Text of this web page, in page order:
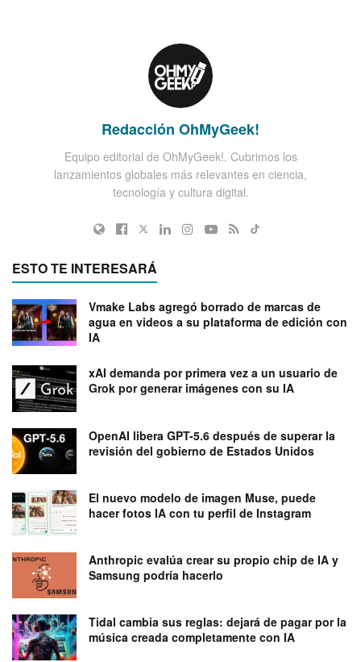
Redacción OhMyGeek!
Equipo editorial de OhMyGeek!. Cubrimos los
lanzamientos globales más relevantes en ciencia,
tecnología y cultura digital.
ESTO TE INTERESARÁ
Vmake Labs agregó borrado de marcas de
agua en videos a su plataforma de edición con
IA
xAI demanda por primera vez a un usuario de
Grok por generar imágenes con su IA
OpenAI libera GPT-5.6 después de superar la
revisión del gobierno de Estados Unidos
El nuevo modelo de imagen Muse, puede
hacer fotos IA con tu perfil de Instagram
Anthropic evalúa crear su propio chip de IA y
Samsung podría hacerlo
Tidal cambia sus reglas: dejará de pagar por la
música creada completamente con IA